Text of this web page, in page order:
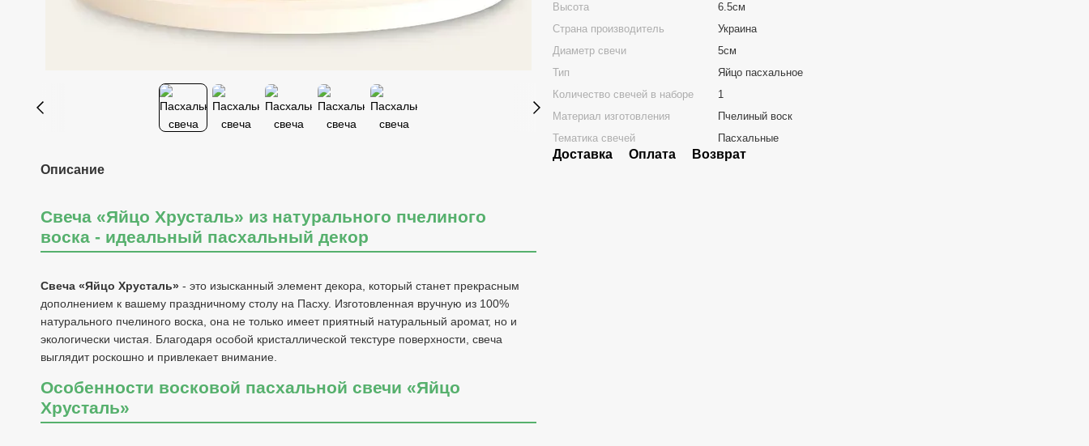
Описание
Свеча «Яйцо Хрусталь» из натурального пчелиного
воска - идеальный пасхальный декор
Свеча «Яйцо Хрусталь» - это изысканный элемент декора, который станет прекрасным
дополнением к вашему праздничному столу на Пасху. Изготовленная вручную из 100%
натурального пчелиного воска, она не только имеет приятный натуральный аромат, но и
экологически чистая. Благодаря особой кристаллической текстуре поверхности, свеча
выглядит роскошно и привлекает внимание.
Особенности восковой пасхальной свечи «Яйцо
Хрусталь»
Высота
6.5см
Страна производитель
Украина
Диаметр свечи
5см
Тип
Яйцо пасхальное
Количество свечей в наборе
1
Материал изготовления
Пчелиный воск
Тематика свечей
Пасхальные
Доставка Оплата Возврат